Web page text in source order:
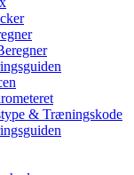
& Træningskode